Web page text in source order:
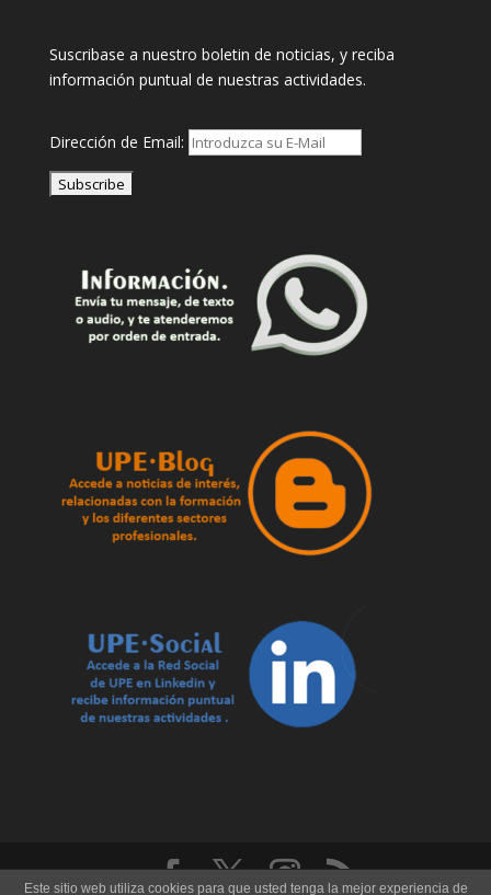
Suscribase a nuestro boletin de noticias, y reciba
información puntual de nuestras actividades.
Dirección de Email:
Este sitio web utiliza cookies para que usted tenga la mejor experiencia de